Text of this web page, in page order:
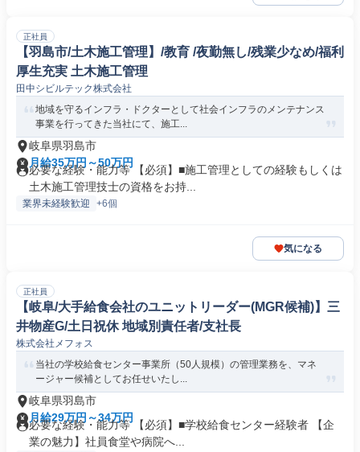
正社員
【羽島市/土木施工管理】/教育 /夜勤無し/残業少なめ/福利
厚生充実 土木施工管理
田中シビルテック株式会社
地域を守るインフラ・ドクターとして社会インフラのメンテナンス
事業を行ってきた当社にて、施工...
岐阜県羽島市
月給35万円～50万円
必要な経験・能力等 【必須】■施工管理としての経験もしくは
土木施工管理技士の資格をお持...
業界未経験歓迎 +6個
気になる
正社員
【岐阜/大手給食会社のユニットリーダー(MGR候補)】三
井物産G/土日祝休 地域別責任者/支社長
株式会社メフォス
当社の学校給食センター事業所（50人規模）の管理業務を、マネ
ージャー候補としてお任せいたし...
岐阜県羽島市
月給29万円～34万円
必要な経験・能力等 【必須】■学校給食センター経験者 【企
業の魅力】社員食堂や病院へ...